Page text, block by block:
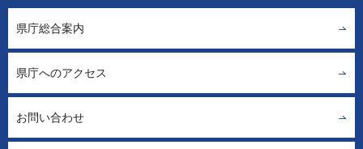
県庁総合案内
県庁へのアクセス
お問い合わせ